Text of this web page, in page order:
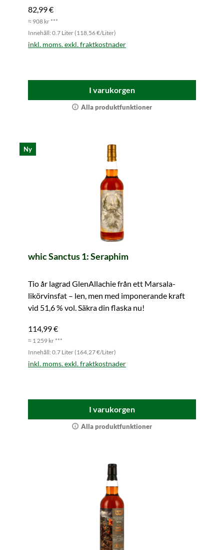
82,99 €
≈ 908 kr ***
Innehåll: 0.7 Liter (118,56 €/Liter)
inkl. moms. exkl. fraktkostnader
I varukorgen
Alla produktfunktioner
Ny
whic Sanctus 1: Seraphim
Tio år lagrad GlenAllachie från ett Marsala-
likörvinsfat – len, men med imponerande kraft
vid 51,6 % vol. Säkra din flaska nu!
114,99 €
≈ 1 259 kr ***
Innehåll: 0.7 Liter (164,27 €/Liter)
inkl. moms. exkl. fraktkostnader
I varukorgen
Alla produktfunktioner